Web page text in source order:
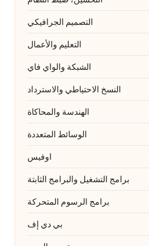
التصميم الجرافيكي
التعليم والأعمال
الشبكة والواي فاي
النسخ الاحتياطي والاسترداد
الهندسة والمحاكاة
الوسائط المتعددة
اوفيس
برامج التشغيل والبرامج الثابتة
برامج الرسوم المتحركة
بي دي إف